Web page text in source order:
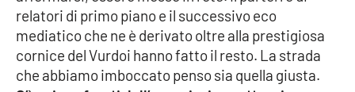
Lactv.it
Laconair.it
relatori di primo piano e il successivo eco
mediatico che ne è derivato oltre alla prestigiosa
cornice del Vurdoi hanno fatto il resto. La strada
che abbiamo imboccato penso sia quella giusta.